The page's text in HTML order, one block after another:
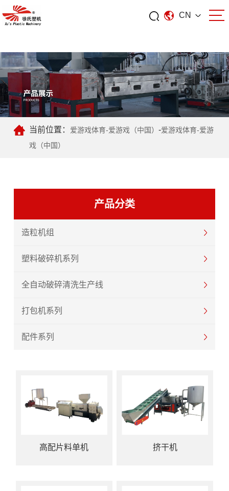
爱游戏体育 CN
当前位置： 爱游戏体育-爱游戏（中国） -爱游戏体育-爱游
戏（中国）
产品分类
造粒机组
塑料破碎机系列
全自动破碎清洗生产线
打包机系列
配件系列
高配片料单机 挤干机